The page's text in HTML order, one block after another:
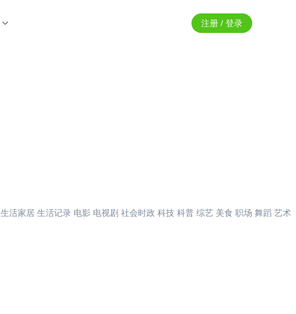
注册 / 登录
生活家居 生活记录 电影 电视剧 社会时政 科技 科普 综艺 美食 职场 舞蹈 艺术